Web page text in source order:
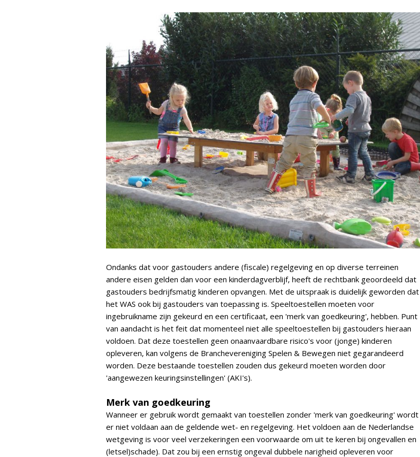
Ondanks dat voor gastouders andere (fiscale) regelgeving en op diverse terreinen
andere eisen gelden dan voor een kinderdagverblijf, heeft de rechtbank geoordeeld dat
gastouders bedrijfsmatig kinderen opvangen. Met de uitspraak is duidelijk geworden dat
het WAS ook bij gastouders van toepassing is. Speeltoestellen moeten voor
ingebruikname zijn gekeurd en een certificaat, een 'merk van goedkeuring', hebben. Punt
van aandacht is het feit dat momenteel niet alle speeltoestellen bij gastouders hieraan
voldoen. Dat deze toestellen geen onaanvaardbare risico's voor (jonge) kinderen
opleveren, kan volgens de Branchevereniging Spelen & Bewegen niet gegarandeerd
worden. Deze bestaande toestellen zouden dus gekeurd moeten worden door
'aangewezen keuringsinstellingen' (AKI's).
Merk van goedkeuring
Wanneer er gebruik wordt gemaakt van toestellen zonder 'merk van goedkeuring' wordt
er niet voldaan aan de geldende wet- en regelgeving. Het voldoen aan de Nederlandse
wetgeving is voor veel verzekeringen een voorwaarde om uit te keren bij ongevallen en
(letsel)schade). Dat zou bij een ernstig ongeval dubbele narigheid opleveren voor